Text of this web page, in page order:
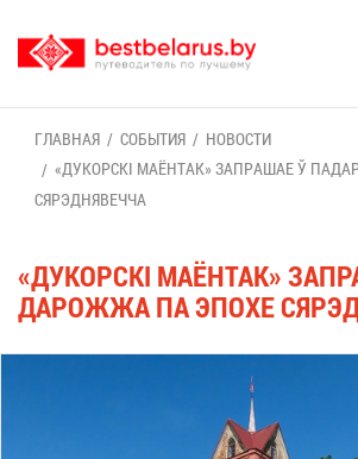
ГЛАВ­НАЯ СО­БЫ­ТИЯ
НО­ВО­СТИ
«ДУ­КОРСКІ МА­ЁН­ТАК» ЗА­ПРА­ШАЕ Ў
СЯР­ЭД­НЯВЕЧ­ЧА
«ДУ­КОРСКІ МА­ЁН­ТАК»
ДА­РОЖ­ЖА ПА ЭПО­ХЕ